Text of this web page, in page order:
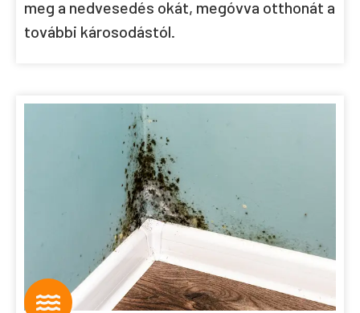
meg a nedvesedés okát, megóvva otthonát a
további károsodástól.